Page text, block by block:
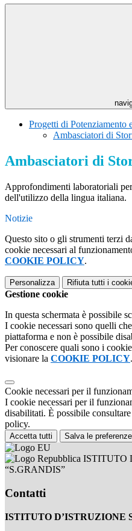
Progetti di Potenziamento
Ambasciatori di
Ambasciatori di
Approfondimenti laboratoriali
dell'utilizzo della lingua italiana.
Notizie
Questo sito o gli strumenti terzi
cookie necessari al
COOKIE POLICY.
Personalizza Rifiuta tutti i
Gestione cookie
In questa schermata è possibile
I cookie necessari sono quelli
piattaforma e non è possibile
Per conoscere quali sono i
visionare la COOKIE POLICY.
Cookie necessari per il
I cookie necessari per il
disabilitati. È possibile
policy.
Accetta tutti Salva le preferenze
ISTITUTO
“S.GRANDIS”
Contatti
ISTITUTO D’ISTRUZIONE